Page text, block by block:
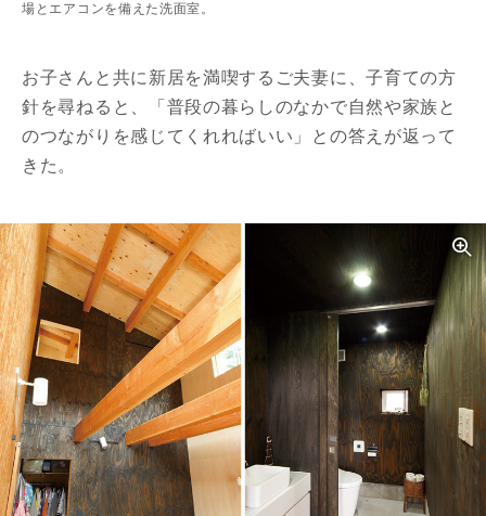
場とエアコンを備えた洗面室。
お子さんと共に新居を満喫するご夫妻に、子育ての方
針を尋ねると、「普段の暮らしのなかで自然や家族と
のつながりを感じてくれればいい」との答えが返って
きた。